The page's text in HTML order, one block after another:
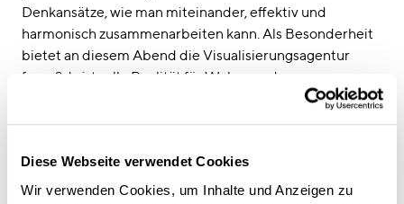
Diese Webseite verwendet Cookies
Wir verwenden Cookies, um Inhalte und Anzeigen zu
Denkansätze, wie man miteinander, effektiv und
harmonisch zusammenarbeiten kann. Als Besonderheit
bietet an diesem Abend die Visualisierungsagentur
form 3d virtuelle Realität für Wohn- und
BRAINLAB AM TOWER RIEM
softwaregestützte Medizintechnologie und ermöglicht
somit Zugang zu optimierten, effizienteren sowie